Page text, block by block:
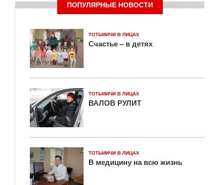
ПОПУЛЯРНЫЕ НОВОСТИ
ТОТЬМИЧИ В ЛИЦАХ
Счастье – в детях
ТОТЬМИЧИ В ЛИЦАХ
ВАЛОВ РУЛИТ
ТОТЬМИЧИ В ЛИЦАХ
В медицину на всю жизнь